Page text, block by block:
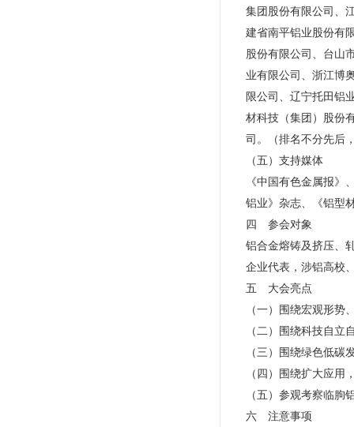
集团股份有限公司、
建省南平铝业股份有
股份有限公司、台山
业有限公司、浙江博
限公司、辽宁托田铝
材科技（集团）股份
司。（排名不分先后
（五）支持媒体
《中国有色金属报
铝业》杂志、《铝型
四 参会对象
铝合金熔铸及挤压、
企业代表，涉铝高校
五 大会亮点
（一）围绕宏观形
（二）围绕科技自
（三）围绕绿色低
（四）围绕扩大应
（五）参观考察临朐
六 注意事项